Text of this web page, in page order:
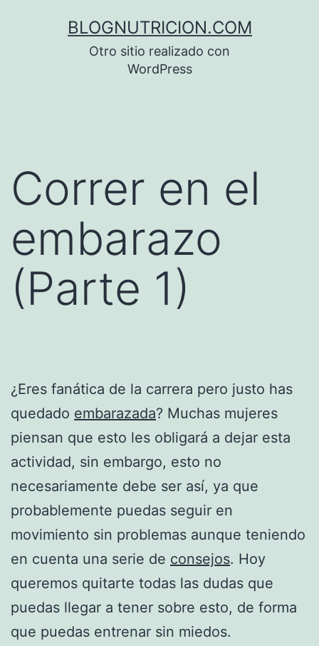
BLOGNUTRICION.COM
Otro sitio realizado con
WordPress
Correr en el
embarazo
(Parte 1)
¿Eres fanática de la carrera pero justo has
quedado embarazada? Muchas mujeres
piensan que esto les obligará a dejar esta
actividad, sin embargo, esto no
necesariamente debe ser así, ya que
probablemente puedas seguir en
movimiento sin problemas aunque teniendo
en cuenta una serie de consejos. Hoy
queremos quitarte todas las dudas que
puedas llegar a tener sobre esto, de forma
que puedas entrenar sin miedos.